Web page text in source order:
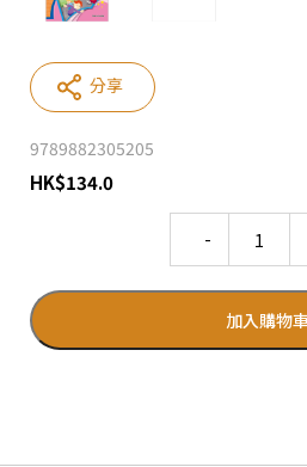
9789882305205
HK$134.0
加入購物
分享